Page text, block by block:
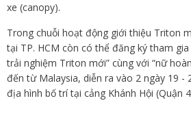
xe (canopy).
Trong chuỗi hoạt động giới thiệu Triton
tại TP. HCM còn có thể đăng ký tham
trải nghiệm Triton mới” cùng với “nữ
đến từ Malaysia, diễn ra vào 2 ngày 19 -
địa hình bố trí tại cảng Khánh Hội (Quận